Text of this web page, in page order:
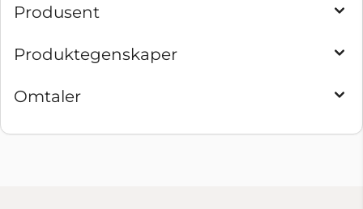
Produsent
Produktegenskaper
Omtaler